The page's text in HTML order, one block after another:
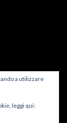
a utilizzare
leggi qui: